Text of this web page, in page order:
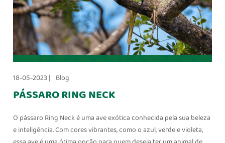
18-05-2023 | Blog
PÁSSARO RING NECK
O pássaro Ring Neck é uma ave exótica conhecida pela sua beleza
e inteligência. Com cores vibrantes, como o azul, verde e violeta,